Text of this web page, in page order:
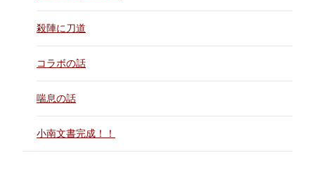
殺陣に刀道
コラボの話
喘息の話
小南文書完成！！